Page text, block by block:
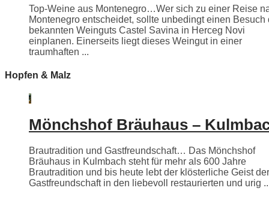
Top-Weine aus Montenegro…Wer sich zu einer Reise
Montenegro entscheidet, sollte unbedingt einen Besuch
bekannten Weinguts Castel Savina in Herceg Novi
einplanen. Einerseits liegt dieses Weingut in einer
traumhaften ...
Hopfen & Malz
Mönchshof Bräuhaus –
Brautradition und Gastfreundschaft… Das Mönchshof
Bräuhaus in Kulmbach steht für mehr als 600 Jahre
Brautradition und bis heute lebt der klösterliche Geist der
Gastfreundschaft in den liebevoll restaurierten und urig